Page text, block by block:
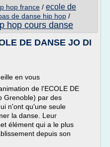
hop france / ecole de
de danse hip hop /
hop cours danse
DE DANSE JO DI
en vous
de l'ECOLE DE
Grenoble) par des
n'ont qu'une seule
la danse. Leur
élément qui a le plus
depuis son